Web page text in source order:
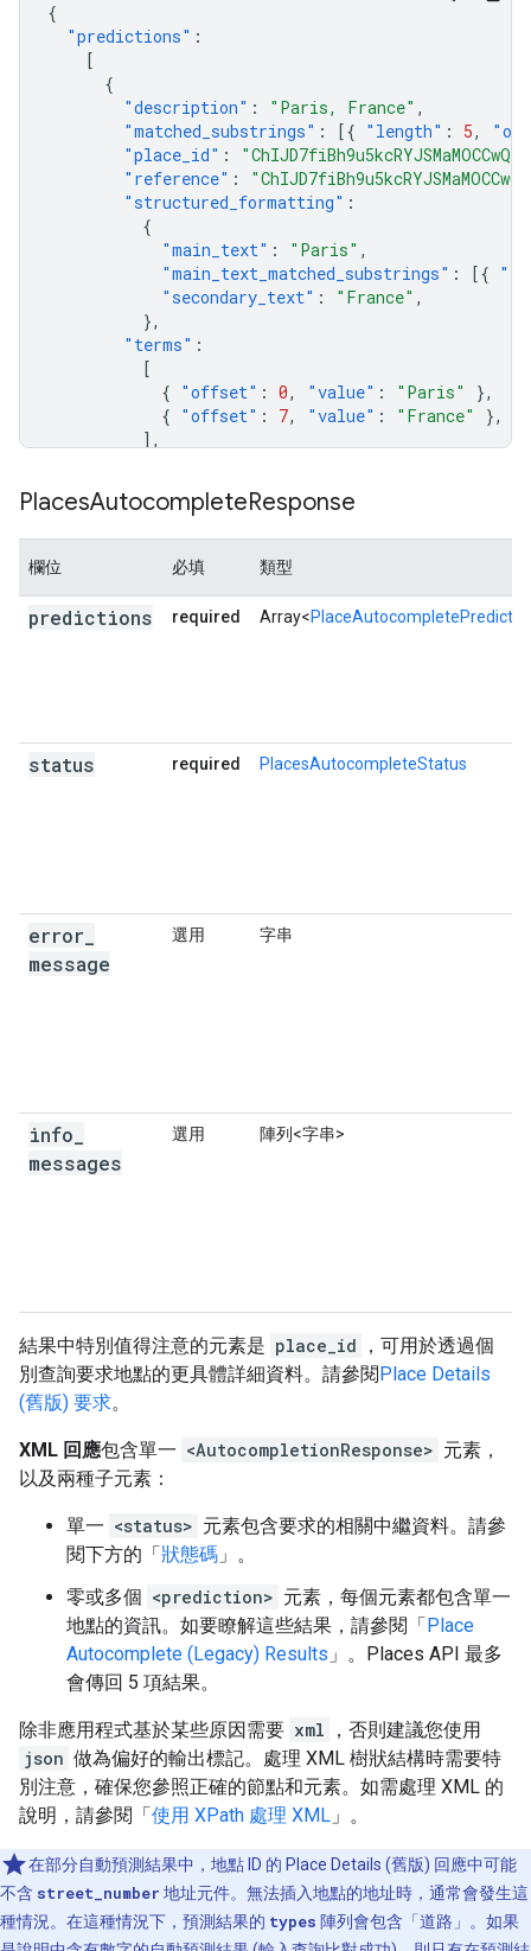
{
"predictions" :
[
{
"description" : "Paris, France" ,
"matched_substrings" : [{ "length" : 5,
"place_id" : "ChIJD7fiBh9u5kcRYJSMaMOCCwQ"
"reference" :
"ChIJD7fiBh9u5kcRYJSMaMOCCwQ"
"structured_formatting" :
{
"main_text" : "Paris" ,
"main_text_matched_substrings" : [{
"secondary_text" : "France" ,
},
"terms" :
[
{ "offset" : 0, "value" : "Paris"
},
{ "offset" : 7, "value" : "France"
},
],
{
"description": "Paris, TX, USA",
"matched_substrings"
"place_id"
"ChIJmysnFgZYSoYRSfPTL2YJuck"
"reference"
:
"structured_formatting":
},
"terms":
"types": ["locality", "political",
{
"main_text": "Paris"
{ "offset": 11, "value": "USA" },
],
"types" : ["locality" , "political",
},
{
"description"
"Paris, Brant, ON, Canada"
"matched_substrings": [{ "length" : 5,
"place_id"
"structured_formatting":
"main_text_matched_substrings": [{
"secondary_text": "Brant, ON, Canada"
},
"terms":
[
{ "offset": 0 "value": "Paris" },
{ "offset": 7 , "value": "Brant" },
{ "offset" : 14, "value": "ON" },
{ "offset": 18, "value": "Canada" },
],
},
{
"description" : "Paris, KY, USA",
"matched_substrings" : [{ "length": 5,
PlacesAutocompleteResponse
欄位 必填 類型
predictions required Array<
status required PlacesAutocompleteStatus
error
message
選用 字串
info
messages
選用 陣列<字串>
結果中特別值得注意的元素是 place_id
，可用於透過個
別查詢要求地點的更具體詳細資料。請參閱Place Details
(舊版) 要求。
XML 回應包含單一 <AutocompletionResponse> 元素，
以及兩種子元素：
單一 <status> 元素包含要求的相關中繼資料。請參
閱下方的「狀態碼 」。
零或多個 <prediction> 元素，每個元素都包含單一
地點的資訊。如要瞭解這些結果，請參閱「Place
Autocomplete (Legacy) Results 」。Places API 最多
會傳回 5 項結果。
除非應用程式基於某些原因需要 xml
，否則建議您使用
json 做為偏好的輸出標記。處理 XML 樹狀結構時需要特
別注意，確保您參照正確的節點和元素。如需處理 XML 的
說明，請參閱「使用 XPath 處理 XML 」。
在部分自動預測結果中，地點 ID 的 Place Details (舊版) 回應中可能
不含 street_number 地址元件。無法插入地點的地址時，通常會發生這
種情況。在這種情況下，預測結果的 types 陣列會包含「道路」。如果